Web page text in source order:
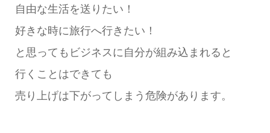
自由な生活を送りたい！
好きな時に旅行へ行きたい！
と思ってもビジネスに自分が組み込まれると
行くことはできても
売り上げは下がってしまう危険があります。